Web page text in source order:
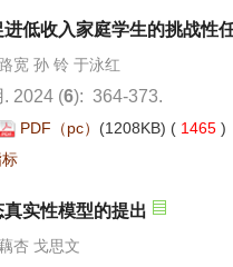
): 364-373.
1465